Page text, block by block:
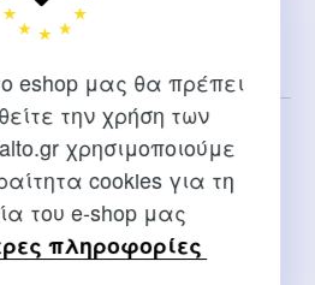
eshop μας θα πρέπει
την χρήση των
χρησιμοποιούμε
cookies για τη
του e-shop μας
πληροφορίες